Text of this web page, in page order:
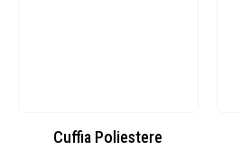
BS600 – 5139960